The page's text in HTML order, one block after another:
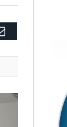
Email